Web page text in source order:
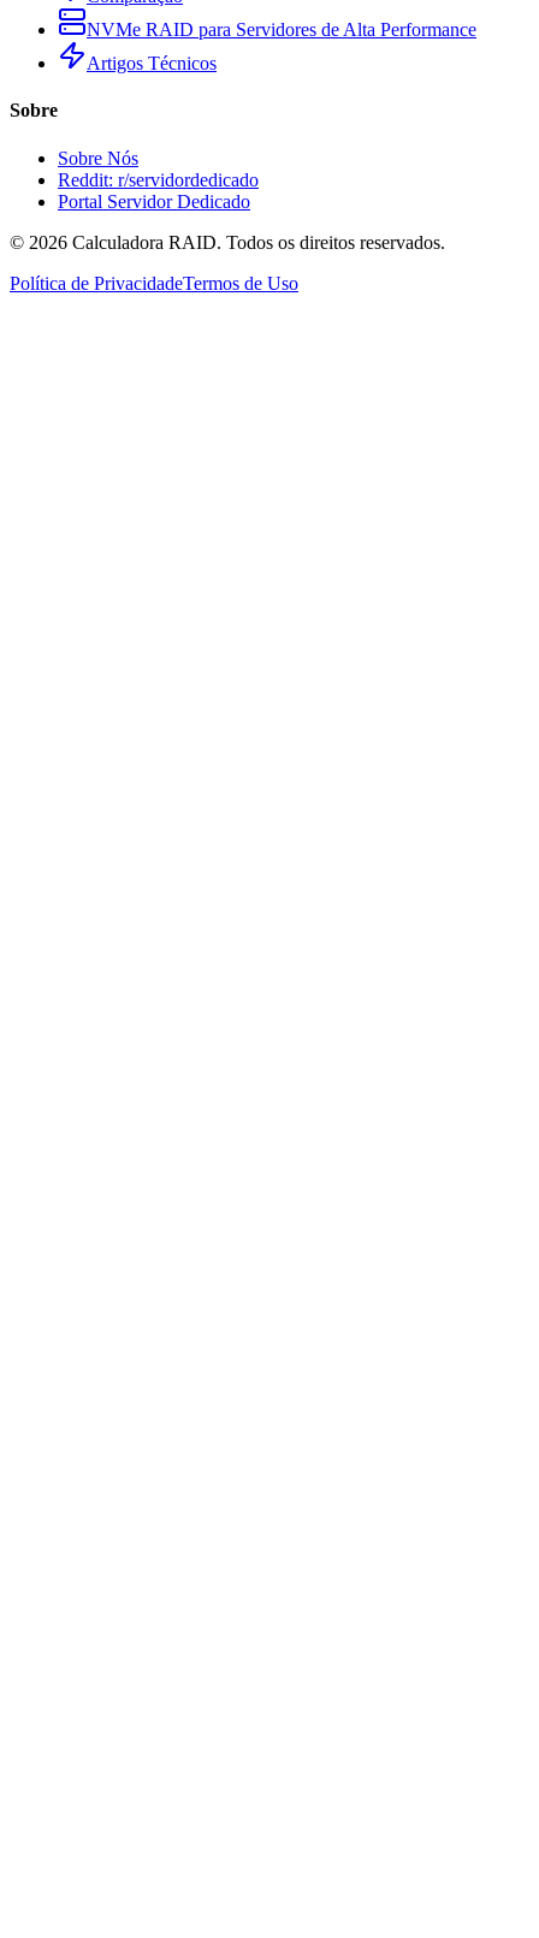
NVMe RAID para Servidores de Alta Performance
Artigos Técnicos
Sobre
Sobre Nós
Reddit: r/servidordedicado
Portal Servidor Dedicado
© 2026 Calculadora RAID. Todos os direitos reservados.
Política de PrivacidadeTermos de Uso